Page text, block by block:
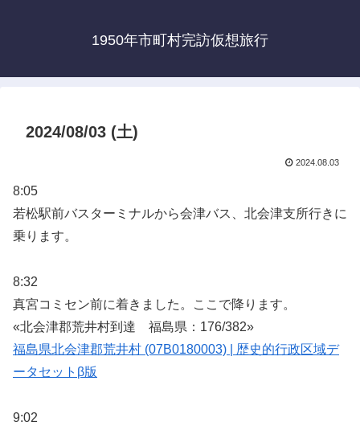
1950年市町村完訪仮想旅行
2024/08/03 (土)
2024.08.03
8:05
若松駅前バスターミナルから会津バス、北会津支所行きに
乗ります。
8:32
真宮コミセン前に着きました。ここで降ります。
«北会津郡荒井村到達 福島県：176/382»
福島県北会津郡荒井村 (07B0180003) | 歴史的行政区域デ
ータセットβ版
9:02